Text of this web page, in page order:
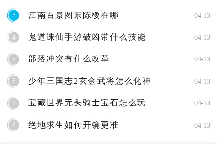
3 江南百景图东陈楼在哪 04-13
4 鬼道诛仙手游破凶带什么技能 04-13
5 部落冲突有什么改革 04-13
6 少年三国志2玄金武将怎么化神 04-13
7 宝藏世界无头骑士宝石怎么玩 04-13
8 绝地求生如何开镜更准 04-13